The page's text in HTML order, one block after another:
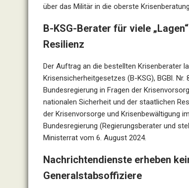
über das Militär in die oberste
B-KSG-Berater für viele
Resilienz
Der Auftrag an die bestellten Krisenberater
Krisensicherheitgesetzes (B-KSG), BGBl.
Bundesregierung in Fragen der
nationalen Sicherheit und der staatlichen
der Krisenvorsorge und Krisenbewältigung
Bundesregierung (Regierungsberater und
Ministerrat vom 6. August 2024.
Nachrichtendienste erheben
Generalstabsoffiziere